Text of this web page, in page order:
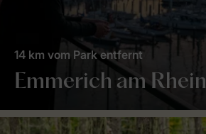
Emmerich am Rhein
14 km vom Park entfernt